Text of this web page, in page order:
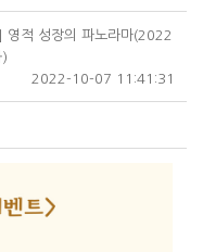
적 성장의 파노라마(2022
2022-10-07 11:41:31